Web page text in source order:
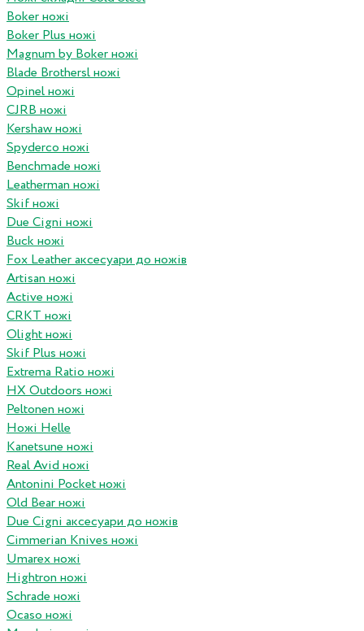
Boker ножі
Boker Plus ножі
Magnum by Boker ножі
Blade Brothersl ножі
Opinel ножі
CJRB ножі
Kershaw ножі
Spyderco ножі
Benchmade ножі
Leatherman ножі
Skif ножі
Due Cigni ножі
Buck ножі
Fox Leather аксесуари до ножів
Artisan ножі
Active ножі
CRKT ножі
Olight ножі
Skif Plus ножі
Extrema Ratio ножі
HX Outdoors ножі
Peltonen ножі
Ножі Helle
Kanetsune ножі
Real Avid ножі
Antonini Pocket ножі
Old Bear ножі
Due Cigni аксесуари до ножів
Cimmerian Knives ножі
Umarex ножі
Hightron ножі
Schrade ножі
Ocaso ножі